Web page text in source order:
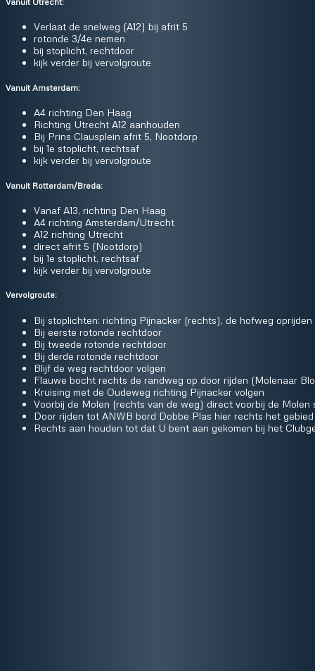
Verlaat de snelweg (A12) bij afrit 5
rotonde 3/4e nemen
bij stoplicht, rechtdoor
kijk verder bij vervolgroute
Vanuit Amsterdam:
A4 richting Den Haag
Richting Utrecht A12 aanhouden
Bij Prins Clausplein afrit 5, Nootdorp
bij 1e stoplicht, rechtsaf
kijk verder bij vervolgroute
Vanuit Rotterdam/Breda:
Vanaf A13, richting Den Haag
A4 richting Amsterdam/Utrecht
A12 richting Utrecht
direct afrit 5 (Nootdorp)
bij 1e stoplicht, rechtsaf
kijk verder bij vervolgroute
Vervolgroute:
Bij stoplichten: richting Pijnacker (rechts), de hofweg oprijden
Bij eerste rotonde rechtdoor
Bij tweede rotonde rechtdoor
Bij derde rotonde rechtdoor
Blijf de weg rechtdoor volgen
Flauwe bocht rechts de randweg op door rijden (Molenaar
Kruising met de Oudeweg richting Pijnacker volgen
Voorbij de Molen (rechts van de weg) direct voorbij de
Door rijden tot ANWB bord Dobbe Plas hier rechts het
Rechts aan houden tot dat U bent aan gekomen bij het